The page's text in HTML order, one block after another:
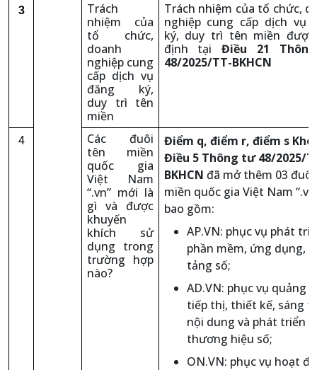
3
Trách
nhiệm của
tổ chức,
doanh
nghiệp cung
cấp dịch vụ
đăng ký,
duy trì tên
miền
Trách nhiệm của tổ chức,
nghiệp cung cấp dịch vụ
ký, duy trì tên miền được
định tạiĐiều 21
48/2025/TT-BKHCN
4
Các đuôi
tên miền
quốc gia
Việt Nam
“.vn” mới là
gì và được
khuyến
khích sử
dụng trong
trường hợp
nào?
Điểm q, điểm r, điểm s
Điều 5 Thông tư 48/2025/
BKHCN đã mở thêm 03
miền quốc gia Việt Nam
bao gồm:
AP.VN: phục vụ phát
phần mềm, ứng dụng,
tảng số;
AD.VN: phục vụ quảng
tiếp thị, thiết kế, sáng
nội dung và phát triển
thương hiệu số;
ON.VN: phục vụ hoạt